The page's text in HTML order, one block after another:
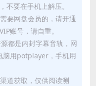
不要在手机上解压。
要网盘会员的，请开通
账号，请自重。
都是内封字幕音轨，网
脑用potplayer，手机用
道获取，仅供阅读测